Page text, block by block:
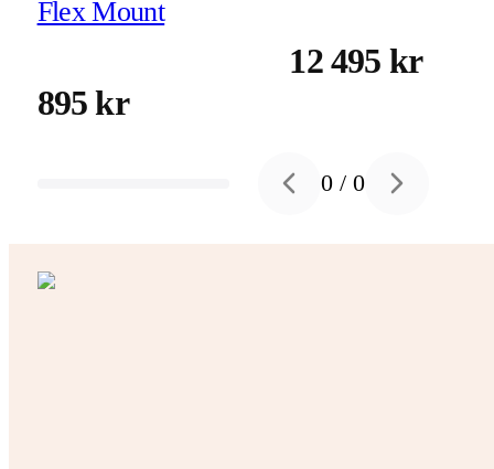
Flex Mount
895 kr
12 495 kr
Previous slide
0 /0 Next slide